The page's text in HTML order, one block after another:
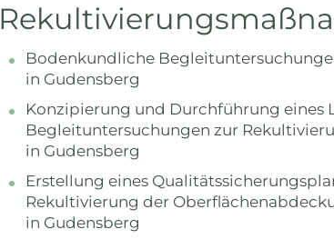
Bodenkundliche
in Gudensberg
Konzipierung und Durchführung eines
Begleituntersuchungen zur
in Gudensberg
Erstellung eines
Rekultivierung der
in Gudensberg